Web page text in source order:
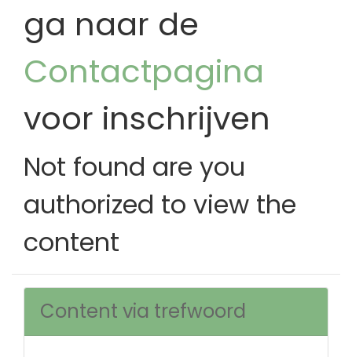
ga naar de
Contactpagina
voor inschrijven
Not found are you
authorized to view the
content
Content via trefwoord